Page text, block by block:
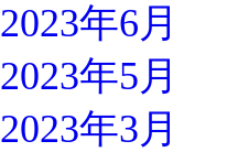
2023年6月
2023年5月
2023年3月